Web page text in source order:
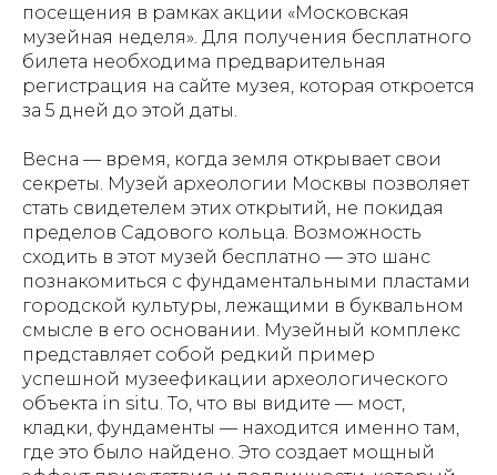
посещения в рамках акции «Московская
музейная неделя». Для получения бесплатного
билета необходима предварительная
регистрация на сайте музея, которая откроется
за 5 дней до этой даты.
Весна — время, когда земля открывает свои
секреты. Музей археологии Москвы позволяет
стать свидетелем этих открытий, не покидая
пределов Садового кольца. Возможность
сходить в этот музей бесплатно — это шанс
познакомиться с фундаментальными пластами
городской культуры, лежащими в буквальном
смысле в его основании. Музейный комплекс
представляет собой редкий пример
успешной музеефикации археологического
объекта in situ. То, что вы видите — мост,
кладки, фундаменты — находится именно там,
где это было найдено. Это создает мощный